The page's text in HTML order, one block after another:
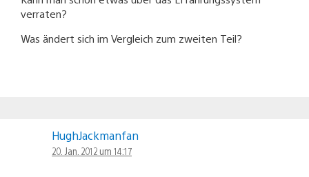
verraten?
Was ändert sich im Vergleich zum zweiten Teil?
HughJackmanfan
20. Jan. 2012 um 14:17